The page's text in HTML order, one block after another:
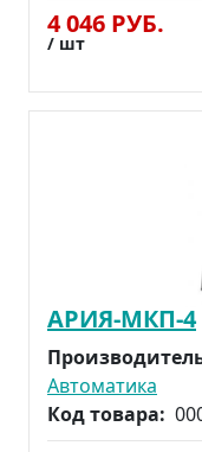
4 046 РУБ.
/ шт
АРИЯ-МКП-4
Автоматика
Код товара: